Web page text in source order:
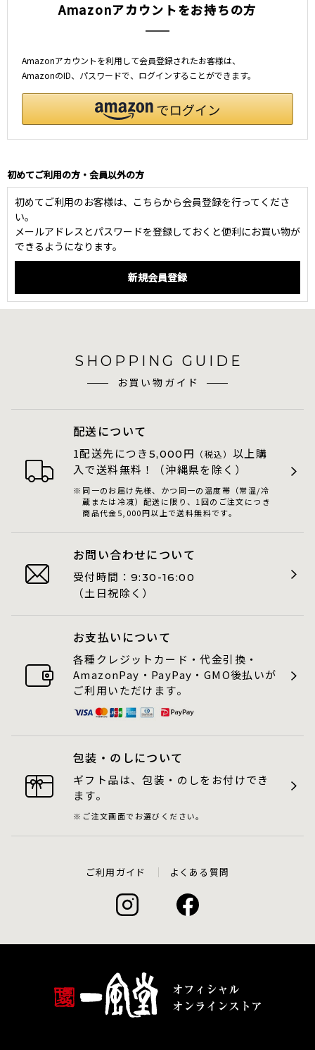
Amazonアカウントをお持ちの方
Amazonアカウントを利用して会員登録されたお客様は、
AmazonのID、パスワードで、ログインすることができます。
初めてご利用の方・会員以外の方
初めてご利用のお客様は、こちらから会員登録を行ってくださ
い。
メールアドレスとパスワードを登録しておくと便利にお買い物が
できるようになります。
SHOPPING GUIDE
お買い物ガイド
配送について
1配送先につき 5,000 円 （税込） 以上購
入で送料無料！（沖縄県を除く）
同一のお届け先様、かつ同一の温度帯（常温/冷
蔵または冷凍）配送に限り、1回のご注文につき
商品代金5,000円以上で送料無料です。
お問い合わせについて
受付時間： 9:30-16:00
（土日祝除く）
お支払いについて
各種クレジットカード・代金引換・
AmazonPay・PayPay・GMO後払いが
ご利用いただけます。
包装・のしについて
ギフト品は、包装・のしをお付けでき
ます。
ご注文画面でお選びください。
ご利用ガイド よくある質問